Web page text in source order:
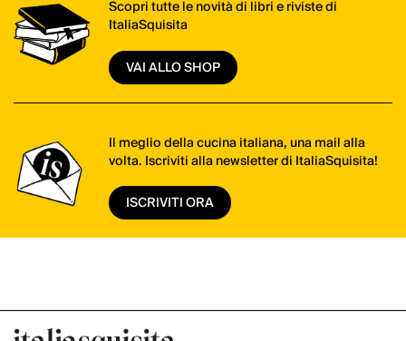
Scopri tutte le novità di libri e riviste di
ItaliaSquisita
VAI ALLO SHOP
Il meglio della cucina italiana, una mail alla
volta. Iscriviti alla newsletter di ItaliaSquisita!
ISCRIVITI ORA